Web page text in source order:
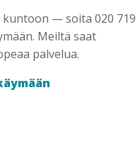
kuntoon — soita 020 719
Meiltä saat
palvelua.